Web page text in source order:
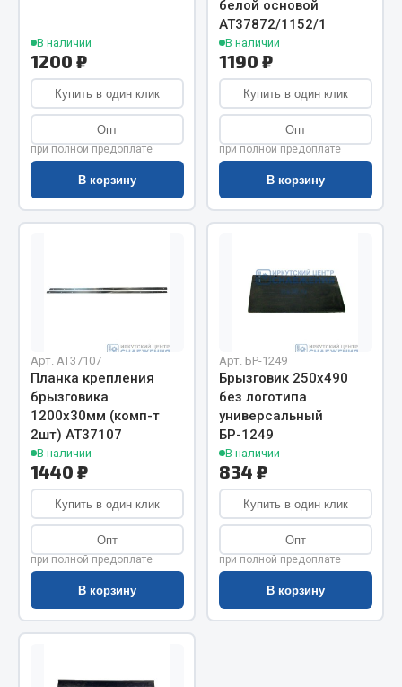
Цепи подъёмные
Весь раздел
РТИ
Кольца уплотнительные
Паронит
Рукава высокого давления
Весь раздел
Автомобильная электрика
Автолампы
Блоки реле и предохранителей
Вилки нагрузочные
Выключатели и переключатели клавишные
В наличии
1200 ₽
Купить в один клик
Опт
при полной предоплате
В корзину
белой основой
АТ37872/1152/1
В наличии
1190 ₽
Купить в один клик
Опт
при полной предоплате
В корзину
Арт. AT37107
Планка крепления
брызговика
1200х30мм (комп-т
2шт) АТ37107
В наличии
1440 ₽
Купить в один клик
Опт
при полной предоплате
В корзину
Арт. БР-1249
Брызговик 250х490
без логотипа
универсальный
БР-1249
В наличии
834 ₽
Купить в один клик
Опт
при полной предоплате
В корзину